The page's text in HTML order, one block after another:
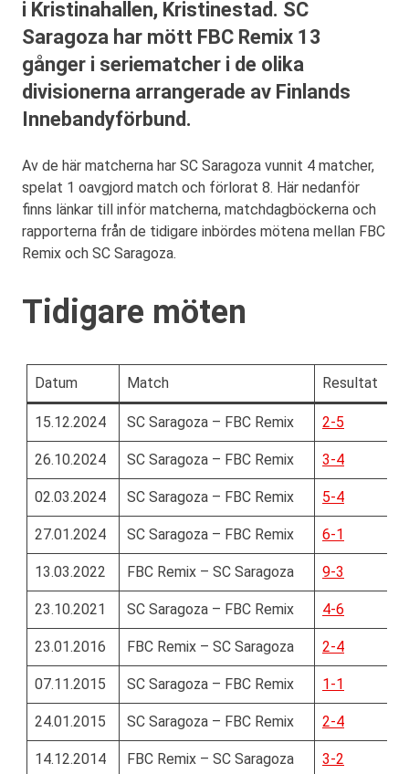
i Kristinahallen, Kristinestad. SC
Saragoza har mött FBC Remix 13
gånger i seriematcher i de olika
divisionerna arrangerade av Finlands
Innebandyförbund.
Av de här matcherna har SC Saragoza vunnit 4 matcher,
spelat 1 oavgjord match och förlorat 8. Här nedanför
finns länkar till inför matcherna, matchdagböckerna och
rapporterna från de tidigare inbördes mötena mellan FBC
Remix och SC Saragoza.
Tidigare möten
Datum Match Resultat
15.12.2024 SC Saragoza – FBC Remix 2-5
26.10.2024 SC Saragoza – FBC Remix 3-4
02.03.2024 SC Saragoza – FBC Remix 5-4
27.01.2024 SC Saragoza – FBC Remix 6-1
13.03.2022 FBC Remix – SC Saragoza 9-3
23.10.2021 SC Saragoza – FBC Remix 4-6
23.01.2016 FBC Remix – SC Saragoza 2-4
07.11.2015 SC Saragoza – FBC Remix 1-1
24.01.2015 SC Saragoza – FBC Remix 2-4
14.12.2014 FBC Remix – SC Saragoza 3-2